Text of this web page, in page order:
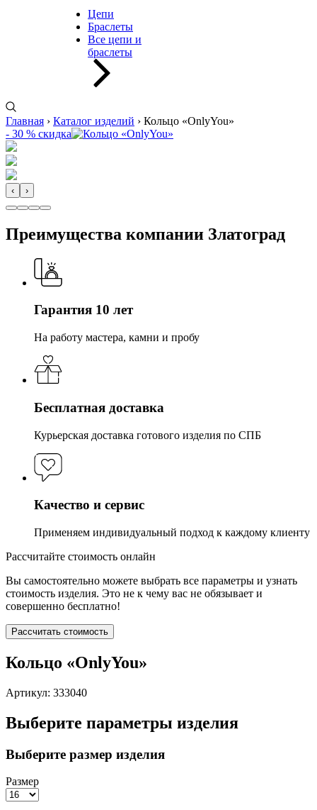
Цепи
Браслеты
Все цепи и
браслеты
Главная › Каталог изделий › Кольцо «OnlyYou»
- 30 % скидка
‹ ›
Преимущества компании Златоград
Гарантия 10 лет
На работу мастера, камни и пробу
Бесплатная доставка
Курьерская доставка готового изделия по СПБ
Качество и сервис
Применяем индивидуальный подход к каждому клиенту
Рассчитайте стоимость онлайн
Вы самостоятельно можете выбрать все параметры и узнать
стоимость изделия. Это не к чему вас не обязывает и
совершенно бесплатно!
Рассчитать стоимость
Кольцо «OnlyYou»
Артикул: 333040
Выберите параметры изделия
Выберите размер изделия
Размер